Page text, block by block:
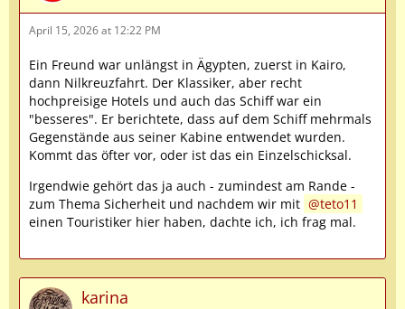
April 15, 2026 at 12:22 PM
Ein Freund war unlängst in Ägypten, zuerst in Kairo,
dann Nilkreuzfahrt. Der Klassiker, aber recht
hochpreisige Hotels und auch das Schiff war ein
"besseres". Er berichtete, dass auf dem Schiff mehrmals
Gegenstände aus seiner Kabine entwendet wurden.
Kommt das öfter vor, oder ist das ein Einzelschicksal.
Irgendwie gehört das ja auch - zumindest am Rande -
zum Thema Sicherheit und nachdem wir mit
teto11
einen Touristiker hier haben, dachte ich, ich frag mal.
karina